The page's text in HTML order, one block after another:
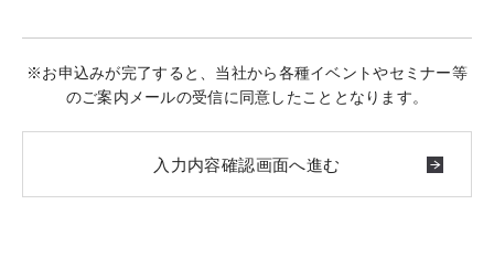
※お申込みが完了すると、当社から各種イベントやセミナー等
のご案内メールの受信に同意したこととなります。